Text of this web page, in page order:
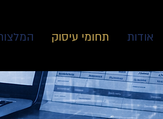
אודות תחומי עיסוק